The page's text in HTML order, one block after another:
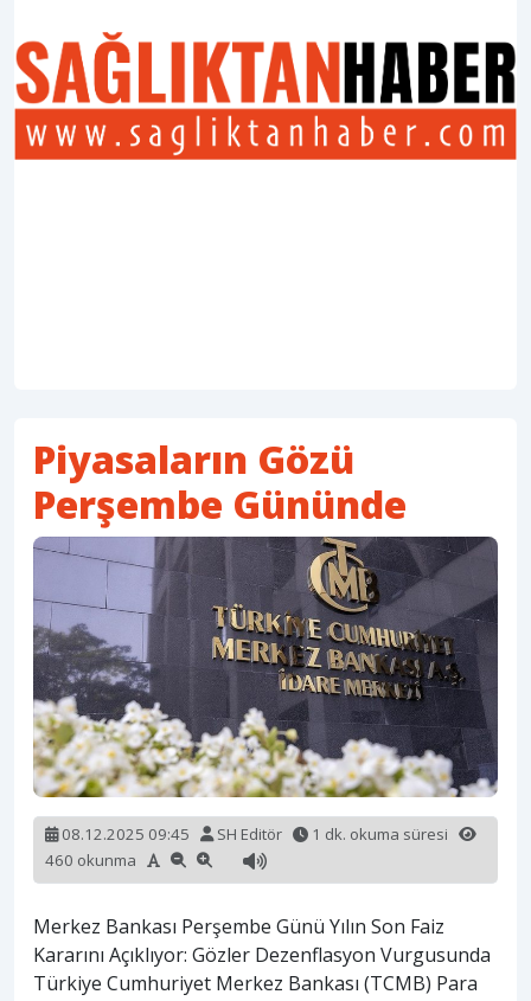
Piyasaların Gözü
Perşembe Gününde
08.12.2025 09:45 SH Editör
1 dk. okuma süresi
460 okunma
Merkez Bankası Perşembe Günü Yılın Son Faiz
Kararını Açıklıyor: Gözler Dezenflasyon Vurgusunda
Türkiye Cumhuriyet Merkez Bankası (TCMB) Para